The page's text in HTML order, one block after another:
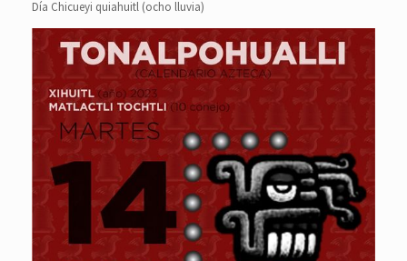
Día Chicueyi quiahuitl (ocho lluvia)